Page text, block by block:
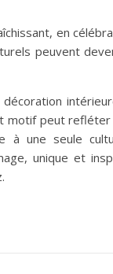
en
peuvent
motif peut
à une seule
unique et